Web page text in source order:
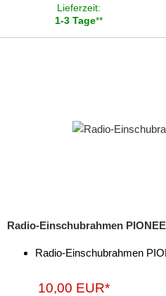
Lieferzeit:
1-3 Tage**
Radio-Einschubrahmen
Radio-Einschubrahmen
10,00 EUR*